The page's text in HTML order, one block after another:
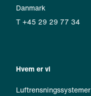
Danmark
T +45 29 29 77 34
Hvem er vi
Luftrensningssystemer